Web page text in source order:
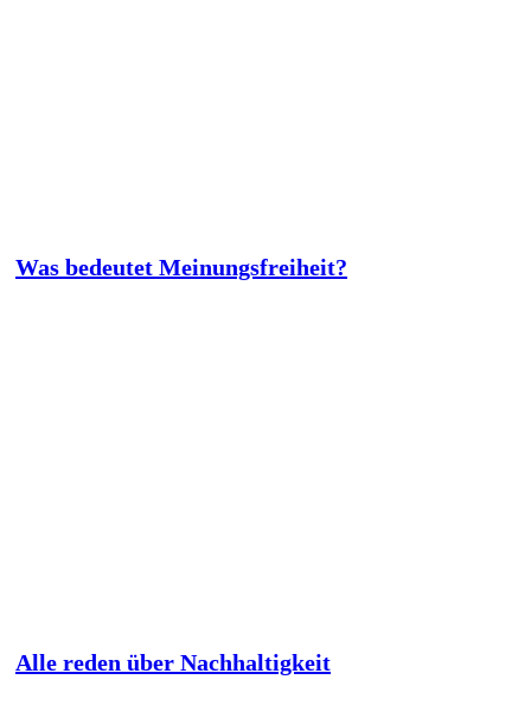
Was bedeutet Meinungsfreiheit?
Alle reden über Nachhaltigkeit